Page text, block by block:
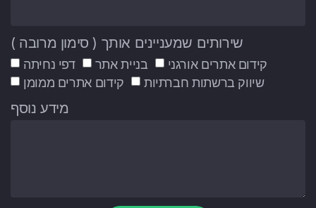
שירותים שמעניינים אותך ( סימון מרובה )
דפי נחיתה בניית אתר
קידום אתרים אורגני
קידום אתרים ממומן
שיווק ברשתות חברתיות
מידע נוסף